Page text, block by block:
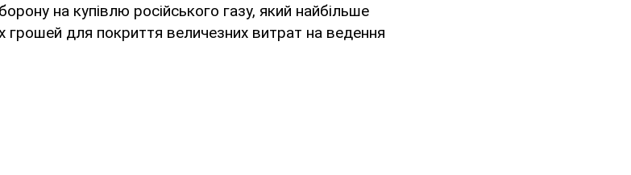
на купівлю російського газу, який найбільше
грошей для покриття величезних витрат на ведення